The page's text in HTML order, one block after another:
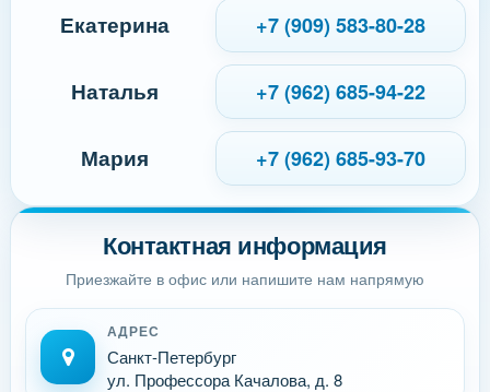
Контактная информация
Приезжайте в офис или напишите нам напрямую
АДРЕС
Санкт-Петербург
ул. Профессора Качалова, д. 8
Екатерина +7 (909) 583-80-28
Наталья +7 (962) 685-94-22
Мария +7 (962) 685-93-70